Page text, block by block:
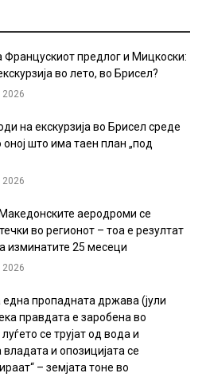
Францускиот предлог и Мицкоски:
во лето, во Брисел?
2026
на екскурзија во Брисел среде
што има таен план „под
2026
аеродроми се
во регионот – тоа е резултат
изминатите 25 месеци
2026
пропадната држава (јули
правдата е заробена во
се трујат од вода и
владата и опозицијата се
– земјата тоне во